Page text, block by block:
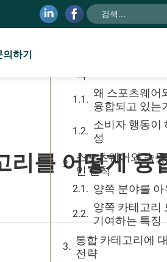
의하기
리를 어떻게 융
목차
스포츠웨어와 속
역
왜 스포츠웨어
융합되고 있는
소비자 행동이
성
스포츠웨어와 속
인 원칙
양쪽 분야를
양쪽 카테고리
기여하는 특징
통합 카테고리에
전략